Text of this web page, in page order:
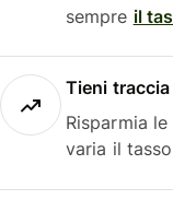
sempre il
Tieni
Risparmia
varia il